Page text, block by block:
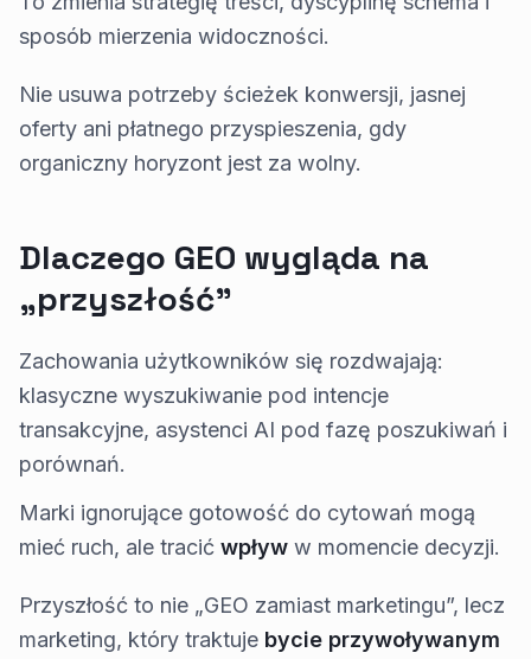
sposób mierzenia widoczności.
Nie usuwa potrzeby ścieżek konwersji, jasnej
oferty ani płatnego przyspieszenia, gdy
organiczny horyzont jest za wolny.
Dlaczego GEO wygląda na
„przyszłość”
Zachowania użytkowników się rozdwajają:
klasyczne wyszukiwanie pod intencje
transakcyjne, asystenci AI pod fazę poszukiwań i
porównań.
Marki ignorujące gotowość do cytowań mogą
mieć ruch, ale tracić wpływ w momencie decyzji.
Przyszłość to nie „GEO zamiast marketingu”, lecz
marketing, który traktuje bycie przywoływanym